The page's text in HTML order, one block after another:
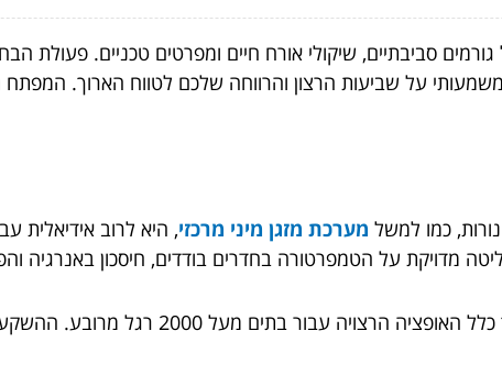
על שביעות הרצון והרווחה שלכם לטווח הארוך.
כמו למשל מערכת מזגן מיני מרכזי, היא לרוב אידיאלית
מדויקת על הטמפרטורה בחדרים בודדים, חיסכון באנרגיה
משפחות בבתים גדולים: מיזוג אוויר מרכזי